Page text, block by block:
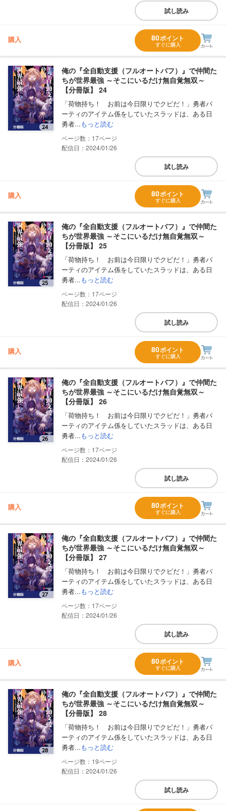
試し読み
購入 80ポイント
すぐに購入
俺の『全自動支援（フルオートバフ）』で仲間た
ちが世界最強 ～そこにいるだけ無自覚無双～
【分冊版】 24
「荷物持ち！ お前は今日限りでクビだ！」勇者パ
ーティのアイテム係をしていたスラッドは、ある日
勇者...もっと読む
17
配信日：2024/01/26
試し読み
購入 80ポイント
すぐに購入
俺の『全自動支援（フルオートバフ）』で仲間た
ちが世界最強 ～そこにいるだけ無自覚無双～
【分冊版】 25
「荷物持ち！ お前は今日限りでクビだ！」勇者パ
ーティのアイテム係をしていたスラッドは、ある日
勇者...もっと読む
17
配信日：2024/01/26
試し読み
購入 80ポイント
すぐに購入
俺の『全自動支援（フルオートバフ）』で仲間た
ちが世界最強 ～そこにいるだけ無自覚無双～
【分冊版】 26
「荷物持ち！ お前は今日限りでクビだ！」勇者パ
ーティのアイテム係をしていたスラッドは、ある日
勇者...もっと読む
17
配信日：2024/01/26
試し読み
購入 80ポイント
すぐに購入
俺の『全自動支援（フルオートバフ）』で仲間た
ちが世界最強 ～そこにいるだけ無自覚無双～
【分冊版】 27
「荷物持ち！ お前は今日限りでクビだ！」勇者パ
ーティのアイテム係をしていたスラッドは、ある日
勇者...もっと読む
17
配信日：2024/01/26
試し読み
購入 80ポイント
すぐに購入
俺の『全自動支援（フルオートバフ）』で仲間た
ちが世界最強 ～そこにいるだけ無自覚無双～
【分冊版】 28
「荷物持ち！ お前は今日限りでクビだ！」勇者パ
ーティのアイテム係をしていたスラッドは、ある日
勇者...もっと読む
19
配信日：2024/01/26
試し読み